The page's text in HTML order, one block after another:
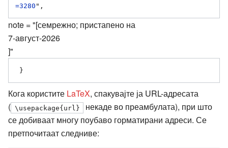
=3280
note = "[семрежно; пристапено на
7-август-2026
]"
Кога користите LaTeX, спакувајте ја URL-адресата
( \usepackage{url}
некаде во преамбулата), при што
се добиваат многу поубаво горматирани адреси. Се
претпочитаат следниве: